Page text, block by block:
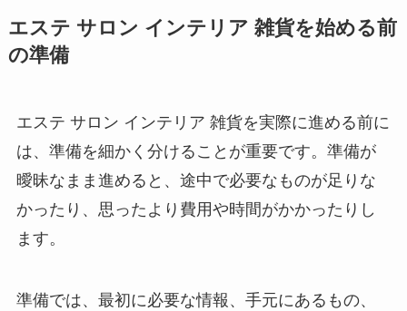
エステ サロン インテリア 雑貨を始める前
の準備
エステ サロン インテリア 雑貨を実際に進める前に
は、準備を細かく分けることが重要です。準備が
曖昧なまま進めると、途中で必要なものが足りな
かったり、思ったより費用や時間がかかったりし
ます。
準備では、最初に必要な情報、手元にあるもの、